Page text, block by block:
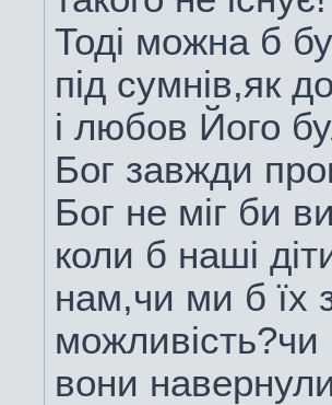
Тоді можна б
під сумнів,як
і любов Його
Бог завжди
Бог не міг би
коли б наші
нам,чи ми б їх
вони